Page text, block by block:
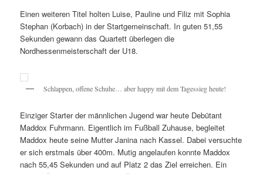
Einen weiteren Titel holten Luise, Pauline und Filiz mit Sophia
Stephan (Korbach) in der Startgemeinschaft. In guten 51,55
Sekunden gewann das Quartett überlegen die
Nordhessenmeisterschaft der U18.
Schlappen, offene Schuhe… aber happy mit dem Tagessieg heute!
Einziger Starter der männlichen Jugend war heute Debütant
Maddox Fuhrmann. Eigentlich im Fußball Zuhause, begleitet
Maddox heute seine Mutter Janina nach Kassel. Dabei versuchte
er sich erstmals über 400m. Mutig angelaufen konnte Maddox
nach 55,45 Sekunden und auf Platz 2 das Ziel erreichen. Ein